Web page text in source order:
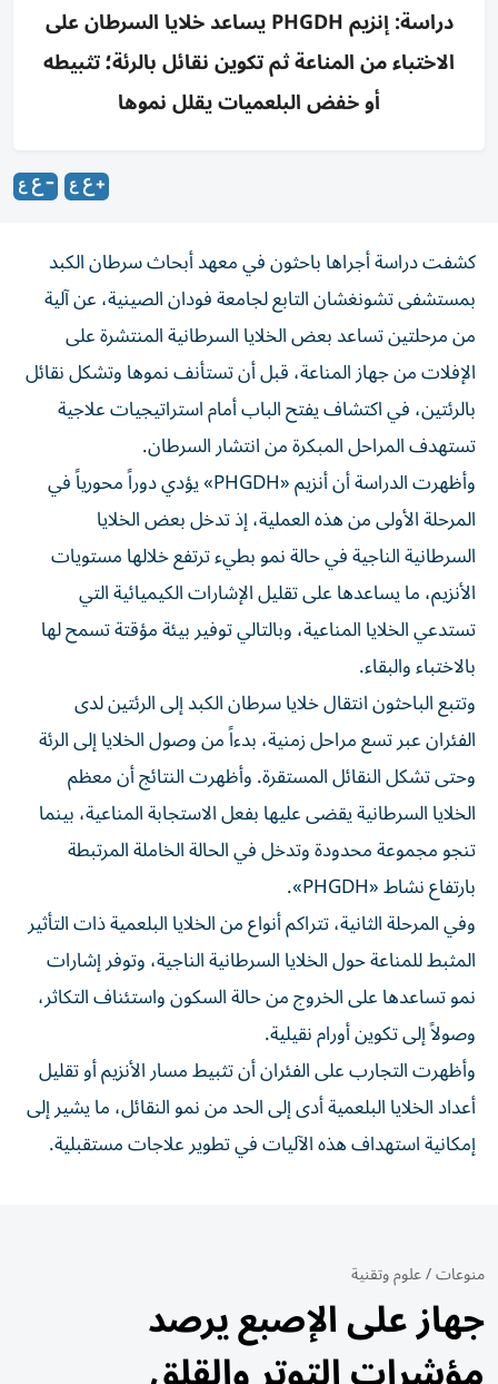
دراسة: إنزيم PHGDH يساعد خلايا السرطان على
الاختباء من المناعة ثم تكوين نقائل بالرئة؛ تثبيطه
أو خفض البلعميات يقلل نموها
كشفت دراسة أجراها باحثون في معهد أبحاث سرطان الكبد
بمستشفى تشونغشان التابع لجامعة فودان الصينية، عن آلية
من مرحلتين تساعد بعض الخلايا السرطانية المنتشرة على
الإفلات من جهاز المناعة، قبل أن تستأنف نموها وتشكل نقائل
بالرئتين، في اكتشاف يفتح الباب أمام استراتيجيات علاجية
تستهدف المراحل المبكرة من انتشار السرطان.
وأظهرت الدراسة أن أنزيم «PHGDH» يؤدي دوراً محورياً في
المرحلة الأولى من هذه العملية، إذ تدخل بعض الخلايا
السرطانية الناجية في حالة نمو بطيء ترتفع خلالها مستويات
الأنزيم، ما يساعدها على تقليل الإشارات الكيميائية التي
تستدعي الخلايا المناعية، وبالتالي توفير بيئة مؤقتة تسمح لها
بالاختباء والبقاء.
وتتبع الباحثون انتقال خلايا سرطان الكبد إلى الرئتين لدى
الفئران عبر تسع مراحل زمنية، بدءاً من وصول الخلايا إلى الرئة
وحتى تشكل النقائل المستقرة. وأظهرت النتائج أن معظم
الخلايا السرطانية يقضى عليها بفعل الاستجابة المناعية، بينما
تنجو مجموعة محدودة وتدخل في الحالة الخاملة المرتبطة
بارتفاع نشاط «PHGDH».
وفي المرحلة الثانية، تتراكم أنواع من الخلايا البلعمية ذات التأثير
المثبط للمناعة حول الخلايا السرطانية الناجية، وتوفر إشارات
نمو تساعدها على الخروج من حالة السكون واستئناف التكاثر،
وصولاً إلى تكوين أورام نقيلية.
وأظهرت التجارب على الفئران أن تثبيط مسار الأنزيم أو تقليل
أعداد الخلايا البلعمية أدى إلى الحد من نمو النقائل، ما يشير إلى
إمكانية استهداف هذه الآليات في تطوير علاجات مستقبلية.
منوعات/علوم وتقنية
جهاز على الإصبع يرصد